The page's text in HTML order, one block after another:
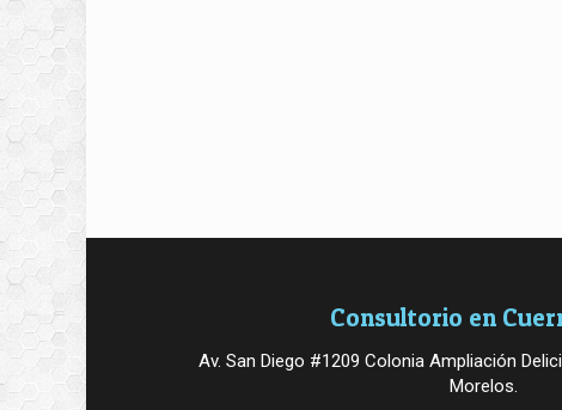
Consultorio en
Av. San Diego #1209 Colonia Ampliación
Morelos.